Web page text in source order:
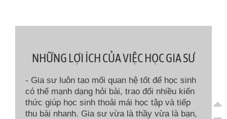
NHỮNG LỢI ÍCH CỦA VIỆC HỌC GIA SƯ
- Gia sư luôn tạo mối quan hệ tốt để học sinh
có thể mạnh dạng hỏi bài, trao đổi nhiều kiến
thức giúp học sinh thoải mái học tập và tiếp
thu bài nhanh. Gia sư vừa là thầy vừa là bạn,